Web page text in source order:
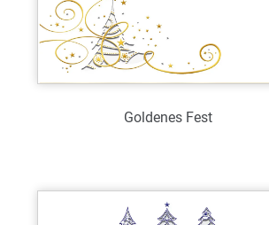
Goldenes Fest
Verfügbar